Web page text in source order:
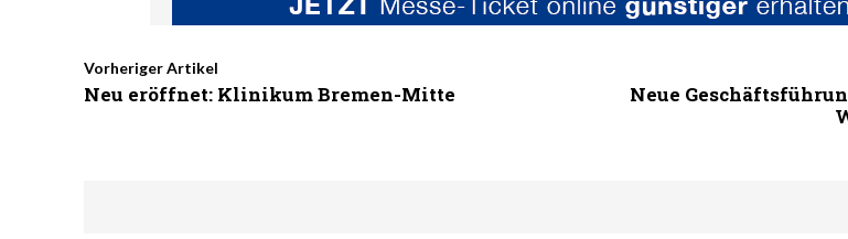
Vorheriger Artikel
Neu eröffnet: Klinikum Bremen-Mitte
Neue